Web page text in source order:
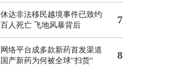
休达非法移民越境事件已致约
百人死亡 飞地风暴背后 7
网络平台成多款新药首发渠道
国产新药为何被全球"扫货"
8